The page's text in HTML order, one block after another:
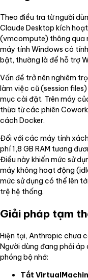
Theo điều tra từ người
Claude Desktop kích
(vmcompute) thông qua
máy tính Windows có
bật, thường là để hỗ trợ
Vấn đề trở nên nghiêm
làm việc cũ (session
mục cài đặt. Trên máy
thừa từ các phiên
cách Docker.
Đối với các máy tính
phí 1,8 GB RAM tương
Điều này khiến mức sử
máy không hoạt động
mức sử dụng có thể lên
trệ hệ thống.
Giải pháp tạm
Hiện tại, Anthropic chưa
Người dùng đang phải
phóng bộ nhớ:
Tắt